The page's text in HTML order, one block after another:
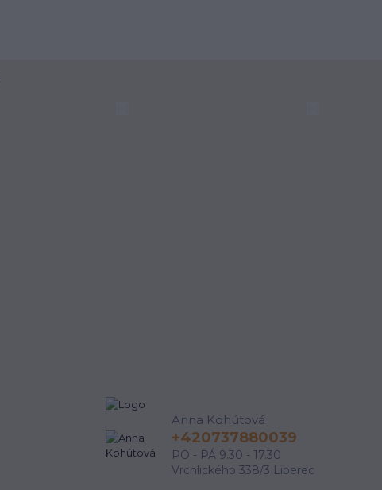
Anna Kohútová
+420737880039
PO - PÁ 9.30 - 17.30
Vrchlického 338/3 Liberec